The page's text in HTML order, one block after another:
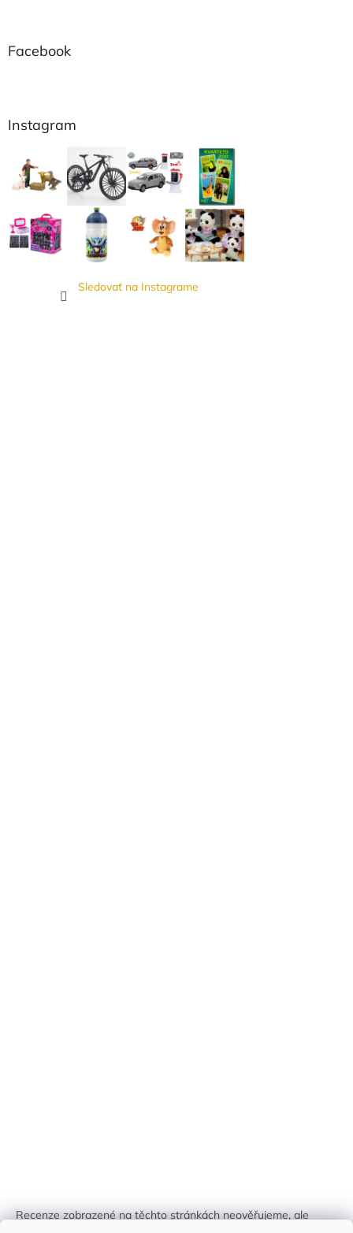
Facebook
Instagram
Sledovať na Instagrame
Recenze zobrazené na těchto stránkách neověřujeme, ale